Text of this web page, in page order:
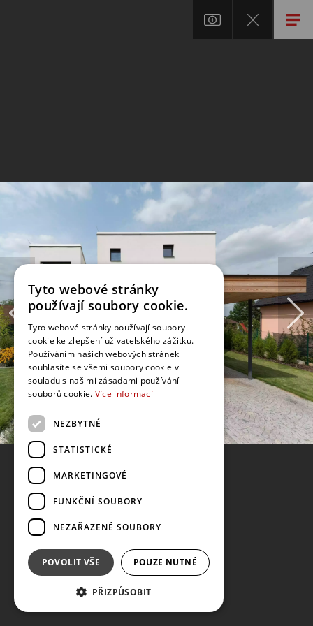
Tyto webové stránky
používají soubory cookie.
Tyto webové stránky používají soubory
cookie ke zlepšení uživatelského zážitku.
Používáním našich webových stránek
souhlasíte se všemi soubory cookie v
souladu s našimi zásadami používání
souborů cookie. Více informací
NEZBYTNÉ
STATISTICKÉ
MARKETINGOVÉ
FUNKČNÍ SOUBORY
NEZAŘAZENÉ SOUBORY
POVOLIT VŠE POUZE NUTNÉ
PŘIZPŮSOBIT